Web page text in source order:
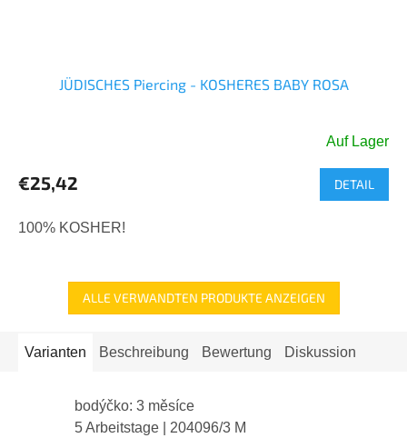
JÜDISCHES Piercing - KOSHERES BABY ROSA
Auf Lager
€25,42 DETAIL
100% KOSHER!
ALLE VERWANDTEN PRODUKTE ANZEIGEN
Varianten Beschreibung Bewertung Diskussion
bodýčko: 3 měsíce
5 Arbeitstage
| 204096/3 M